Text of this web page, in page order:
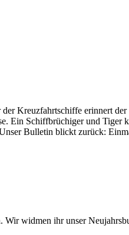
Kreuzfahrtschiffe erinnert der
Ein Schiffbrüchiger und Tiger
Bulletin blickt zurück:
Wir widmen ihr unser